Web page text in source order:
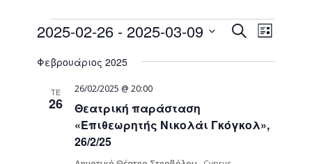
Events
SearchEvent
Views
List
2025-02-26 - 2025-03-09
date.
Φεβρουάριος 2025
ΤΕ
26
Θεατρική παράσταση
«Επιθεωρητής Νικολάι Γκόγκολ»,
26/2/25
26/02/2025 @ 20:00